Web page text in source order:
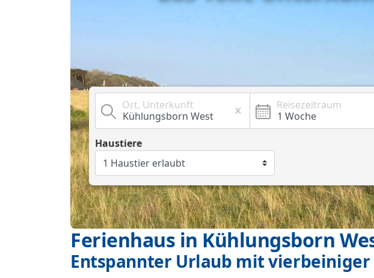
Ort, Unterkunft Reisezeitraum
Haustiere
Ferienhaus in Kühlungsborn
Entspannter Urlaub mit